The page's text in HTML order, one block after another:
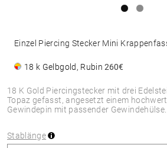
18 K Gold Piercingstecker mit drei
Topaz gefasst, angesetzt einem
Gewindepin mit passender Gewindehülse.
Einzel Piercing Stecker Mini
18 k Gelbgold, Rubin260€
Stablänge